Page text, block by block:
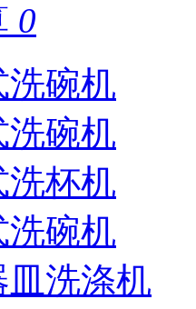
0
碗机
碗机
杯机
碗机
洗涤机